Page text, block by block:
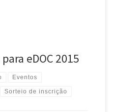
eDOC 2015
Eventos
Sorteio de inscrição